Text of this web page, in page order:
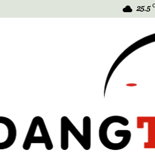
25.5 C